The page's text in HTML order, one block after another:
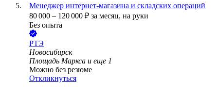
Менеджер интернет-магазина и складских операций
80 000 – 120 000 ₽ за месяц, на руки
Без опыта
РТЭ
Новосибирск
Площадь Маркса и еще 1
Можно без резюме
Откликнуться